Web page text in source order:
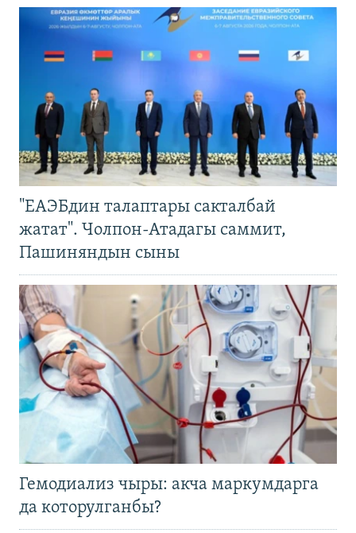
"ЕАЭБдин талаптары сакталбай
жатат". Чолпон-Атадагы саммит,
Пашиняндын сыны
Гемодиализ чыры: акча маркумдарга
да которулганбы?